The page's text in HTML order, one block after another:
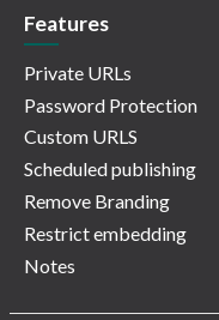
Features
Private URLs
Password Protection
Custom URLS
Scheduled publishing
Remove Branding
Restrict embedding
Notes